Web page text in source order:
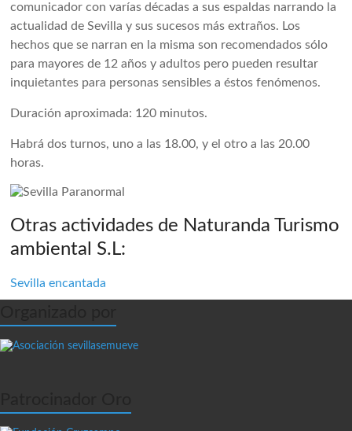
comunicador con varías décadas a sus espaldas narrando la
actualidad de Sevilla y sus sucesos más extraños. Los
hechos que se narran en la misma son recomendados sólo
para mayores de 12 años y adultos pero pueden resultar
inquietantes para personas sensibles a éstos fenómenos.
Duración aproximada: 120 minutos.
Habrá dos turnos, uno a las 18.00, y el otro a las 20.00
horas.
Otras actividades de Naturanda Turismo
ambiental S.L:
Sevilla encantada